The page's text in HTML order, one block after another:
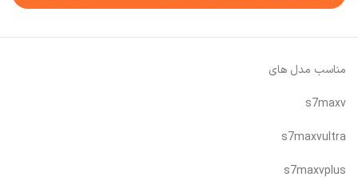
مناسب مدل های
s7maxv
s7maxvultra
s7maxvplus